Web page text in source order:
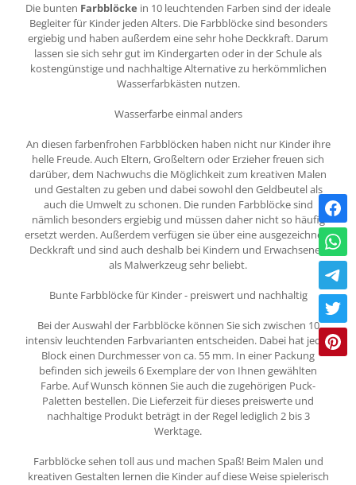
Die bunten Farbblöcke in 10 leuchtenden Farben sind der ideale
Begleiter für Kinder jeden Alters. Die Farbblöcke sind besonders
ergiebig und haben außerdem eine sehr hohe Deckkraft. Darum
lassen sie sich sehr gut im Kindergarten oder in der Schule als
kostengünstige und nachhaltige Alternative zu herkömmlichen
Wasserfarbkästen nutzen.
Wasserfarbe einmal anders
An diesen farbenfrohen Farbblöcken haben nicht nur Kinder ihre
helle Freude. Auch Eltern, Großeltern oder Erzieher freuen sich
darüber, dem Nachwuchs die Möglichkeit zum kreativen Malen
und Gestalten zu geben und dabei sowohl den Geldbeutel als
auch die Umwelt zu schonen. Die runden Farbblöcke sind
nämlich besonders ergiebig und müssen daher nicht so häufig
ersetzt werden. Außerdem verfügen sie über eine ausgezeichnete
Deckkraft und sind auch deshalb bei Kindern und Erwachsenen
als Malwerkzeug sehr beliebt.
Bunte Farbblöcke für Kinder - preiswert und nachhaltig
Bei der Auswahl der Farbblöcke können Sie sich zwischen 10
intensiv leuchtenden Farbvarianten entscheiden. Dabei hat jeder
Block einen Durchmesser von ca. 55 mm. In einer Packung
befinden sich jeweils 6 Exemplare der von Ihnen gewählten
Farbe. Auf Wunsch können Sie auch die zugehörigen Puck-
Paletten bestellen. Die Lieferzeit für dieses preiswerte und
nachhaltige Produkt beträgt in der Regel lediglich 2 bis 3
Werktage.
Farbblöcke sehen toll aus und machen Spaß! Beim Malen und
kreativen Gestalten lernen die Kinder auf diese Weise spielerisch